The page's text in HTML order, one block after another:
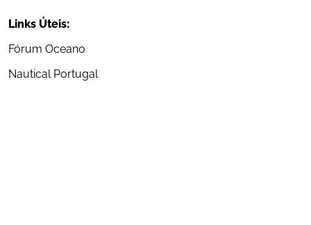
Links Úteis:
Fórum Oceano
Nautical Portugal